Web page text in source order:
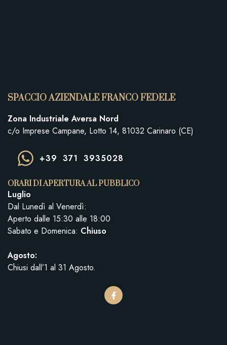
SPACCIO AZIENDALE FRANCO FEDELE
Zona Industriale Aversa Nord
c/o Imprese Campane, Lotto 14, 81032 Carinaro (CE)
+39 371 3935028
ORARI DI APERTURA AL PUBBLICO
Luglio
Dal Lunedì al Venerdì:
Aperto dalle 15:30 alle 18:00
Sabato e Domenica: Chiuso
Agosto:
Chiusi dall’1 al 31 Agosto.